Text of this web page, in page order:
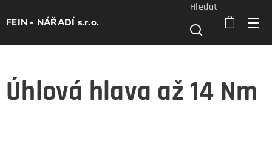
FEIN - NÁŘADÍ s.r.o.
Hledat
Úhlová hlava až 14 Nm